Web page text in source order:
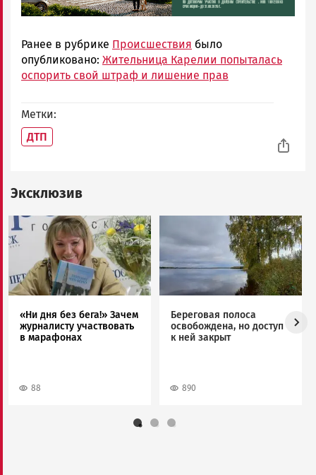
Ранее в рубрике Происшествия было
опубликовано: Жительница Карелии попыталась
оспорить свой штраф и лишение прав
Метки
ДТП
Эксклюзив
Image
«Ни дня без бега!» Зачем
журналисту участвовать
в марафонах
88
Береговая полоса
освобождена, но доступ
к ней закрыт
890